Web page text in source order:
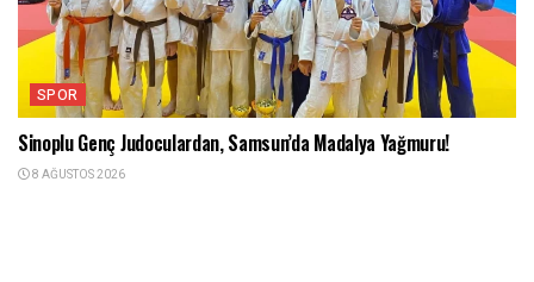
SPOR
Sinoplu Genç Judoculardan, Samsun’da Madalya Yağmuru!
8 AĞUSTOS 2026